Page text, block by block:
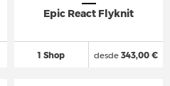
Epic React Flyknit
1 Shop desde343,00 €